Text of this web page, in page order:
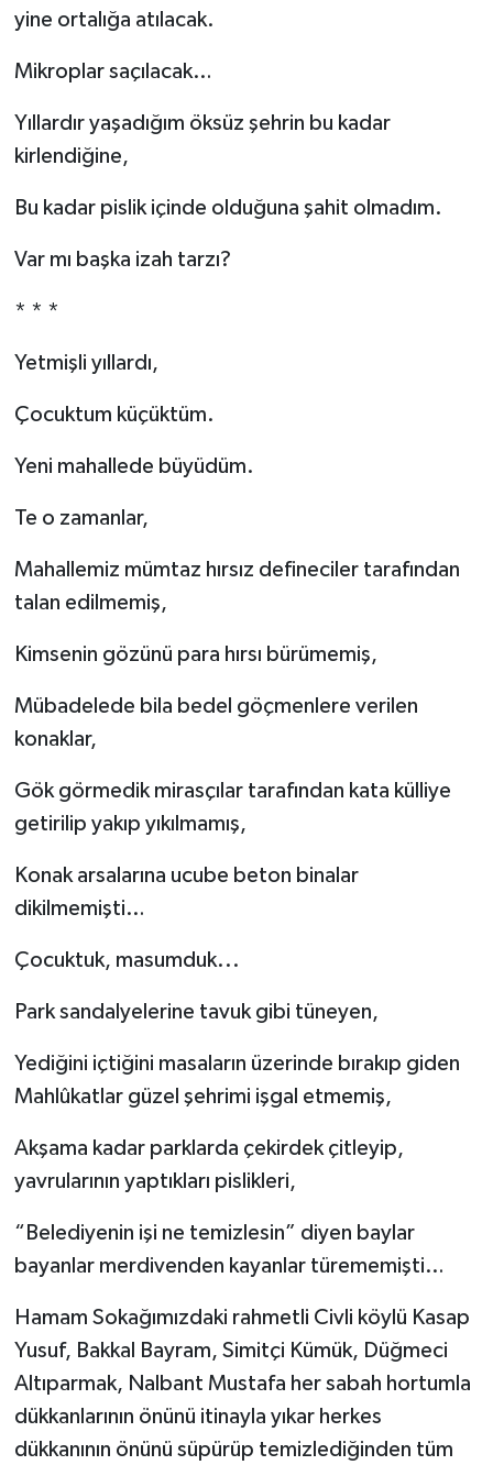
yine ortalığa atılacak.
Mikroplar saçılacak…
Yıllardır yaşadığım öksüz şehrin bu kadar
kirlendiğine,
Bu kadar pislik içinde olduğuna şahit olmadım.
Var mı başka izah tarzı?
* * *
Yetmişli yıllardı,
Çocuktum küçüktüm.
Yeni mahallede büyüdüm.
Te o zamanlar,
Mahallemiz mümtaz hırsız defineciler tarafından
talan edilmemiş,
Kimsenin gözünü para hırsı bürümemiş,
Mübadelede bila bedel göçmenlere verilen
konaklar,
Gök görmedik mirasçılar tarafından kata külliye
getirilip yakıp yıkılmamış,
Konak arsalarına ucube beton binalar
dikilmemişti…
Çocuktuk, masumduk...
Park sandalyelerine tavuk gibi tüneyen,
Yediğini içtiğini masaların üzerinde bırakıp giden
Mahlûkatlar güzel şehrimi işgal etmemiş,
Akşama kadar parklarda çekirdek çitleyip,
yavrularının yaptıkları pislikleri,
“Belediyenin işi ne temizlesin” diyen baylar
bayanlar merdivenden kayanlar türememişti…
Hamam Sokağımızdaki rahmetli Civli köylü Kasap
Yusuf, Bakkal Bayram, Simitçi Kümük, Düğmeci
Altıparmak, Nalbant Mustafa her sabah hortumla
dükkanlarının önünü itinayla yıkar herkes
dükkanının önünü süpürüp temizlediğinden tüm